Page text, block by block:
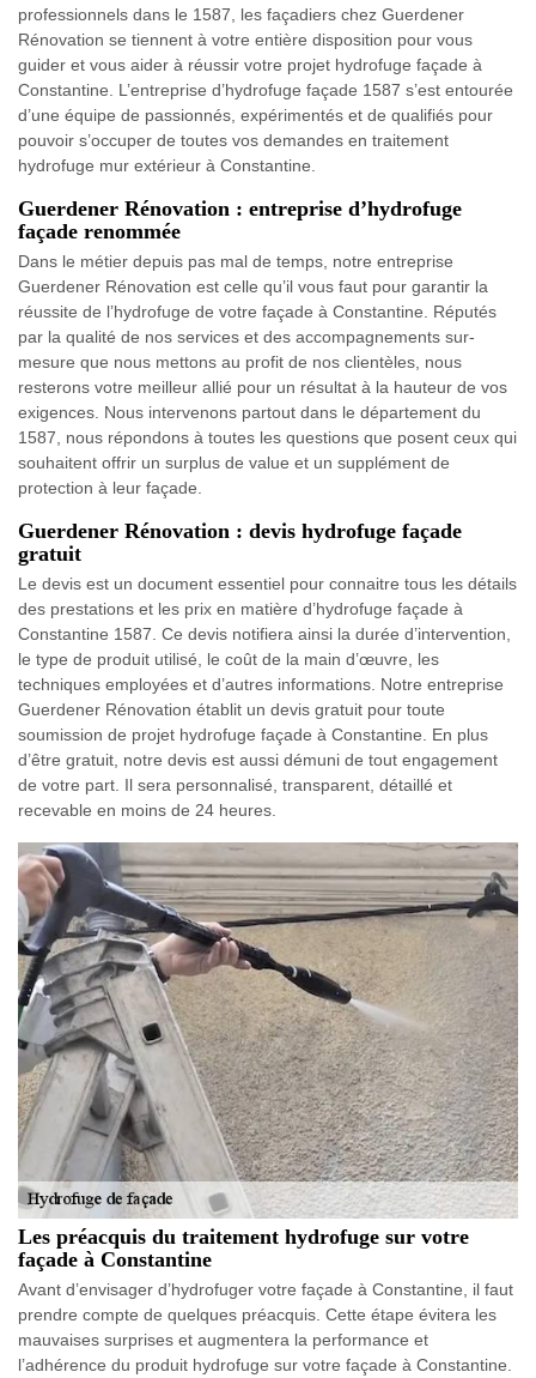
professionnels dans le 1587, les façadiers chez Guerdener
Rénovation se tiennent à votre entière disposition pour vous
guider et vous aider à réussir votre projet hydrofuge façade à
Constantine. L’entreprise d’hydrofuge façade 1587 s’est entourée
d’une équipe de passionnés, expérimentés et de qualifiés pour
pouvoir s’occuper de toutes vos demandes en traitement
hydrofuge mur extérieur à Constantine.
Guerdener Rénovation : entreprise d’hydrofuge
façade renommée
Dans le métier depuis pas mal de temps, notre entreprise
Guerdener Rénovation est celle qu’il vous faut pour garantir la
réussite de l’hydrofuge de votre façade à Constantine. Réputés
par la qualité de nos services et des accompagnements sur-
mesure que nous mettons au profit de nos clientèles, nous
resterons votre meilleur allié pour un résultat à la hauteur de vos
exigences. Nous intervenons partout dans le département du
1587, nous répondons à toutes les questions que posent ceux qui
souhaitent offrir un surplus de value et un supplément de
protection à leur façade.
Guerdener Rénovation : devis hydrofuge façade
gratuit
Le devis est un document essentiel pour connaitre tous les détails
des prestations et les prix en matière d’hydrofuge façade à
Constantine 1587. Ce devis notifiera ainsi la durée d’intervention,
le type de produit utilisé, le coût de la main d’œuvre, les
techniques employées et d’autres informations. Notre entreprise
Guerdener Rénovation établit un devis gratuit pour toute
soumission de projet hydrofuge façade à Constantine. En plus
d’être gratuit, notre devis est aussi démuni de tout engagement
de votre part. Il sera personnalisé, transparent, détaillé et
recevable en moins de 24 heures.
Les préacquis du traitement hydrofuge sur votre
façade à Constantine
Avant d’envisager d’hydrofuger votre façade à Constantine, il faut
prendre compte de quelques préacquis. Cette étape évitera les
mauvaises surprises et augmentera la performance et
l’adhérence du produit hydrofuge sur votre façade à Constantine.